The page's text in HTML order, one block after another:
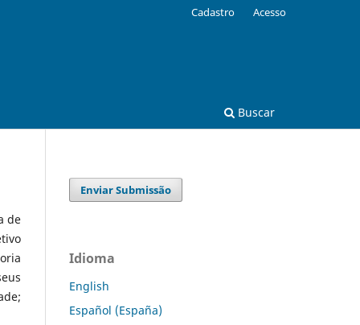
Buscar
Cadastro Acesso
de
Enviar Submissão
Idioma
English
Español (España)